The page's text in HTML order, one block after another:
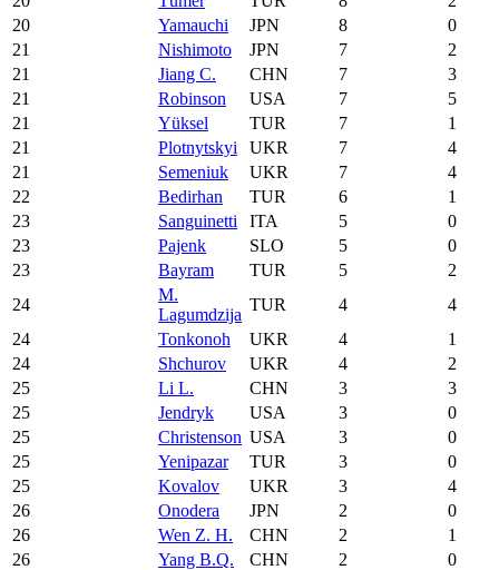
20
Yamauchi JPN 8
0
21
Nishimoto JPN 7
2
21
Jiang C. CHN 7
3
21
Robinson USA 7
5
21
Yüksel TUR 7
1
21
Plotnytskyi UKR 7
4
21
Semeniuk UKR 7
4
22
Bedirhan TUR 6
1
23
Sanguinetti ITA 5
0
23
Pajenk SLO 5
0
23
Bayram TUR 5
2
24
M.
Lagumdzija
TUR 4
4
24
Tonkonoh UKR 4
1
24
Shchurov UKR 4
2
25
Li L. CHN 3
3
25
Jendryk USA 3
0
25
Christenson USA 3
0
25
Yenipazar TUR 3
0
25
Kovalov UKR 3
4
26
Onodera JPN 2
0
26
Wen Z. H. CHN 2
1
26
Yang B.Q. CHN 2
0